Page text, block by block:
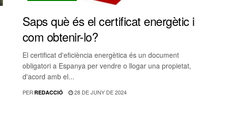
Saps què és el certificat energètic i
com obtenir-lo?
El certificat d'eficiència energètica és un document
obligatori a Espanya per vendre o llogar una propietat,
d'acord amb el...
PER REDACCIÓ 28 DE JUNY DE 2024